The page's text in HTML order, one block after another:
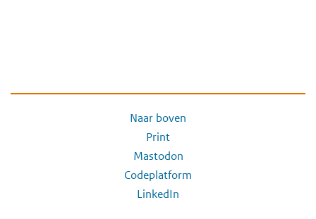
Naar boven
Print
Mastodon
Codeplatform
LinkedIn